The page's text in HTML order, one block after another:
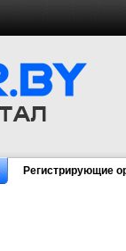
Регистрирующие